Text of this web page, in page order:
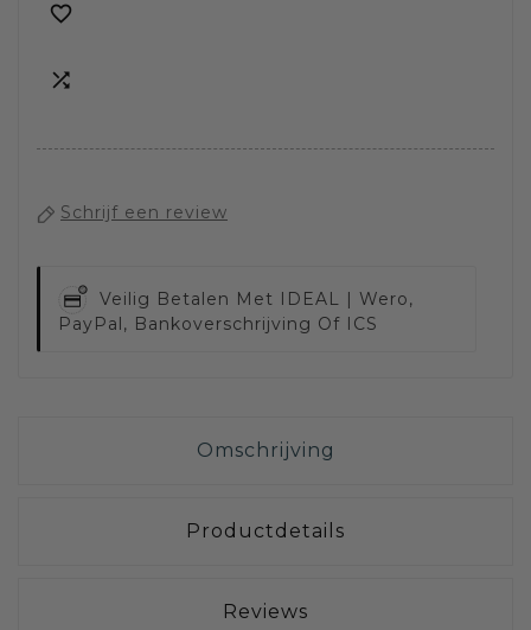


Schrijf een review
Veilig Betalen Met IDEAL | Wero,
PayPal, Bankoverschrijving Of ICS
Omschrijving
Productdetails
Reviews